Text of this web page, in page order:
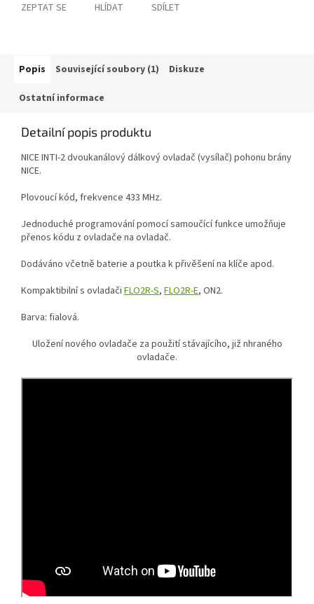
ZEPTAT SE HLÍDAT SDÍLET
Popis Související soubory (1) Diskuze
Ostatní informace
Detailní popis produktu
NICE INTI-2 dvoukanálový dálkový ovladač (vysílač) pohonu brány
NICE.
Plovoucí kód, frekvence 433 MHz.
Jednoduché programování pomocí samoučící funkce umožňuje
přenos kódu z ovladače na ovladač.
Dodáváno včetně baterie a poutka k přivěšení na klíče apod.
Kompaktibilní s ovladači FLO2R-S, FLO2R-E, ON2.
Barva: fialová.
Uložení nového ovladače za použití stávajícího, již nhraného
ovladače.